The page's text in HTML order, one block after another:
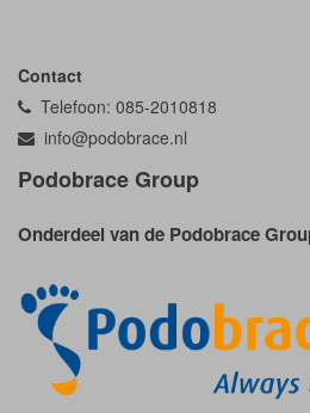
Contact
Telefoon: 085-2010818
info@podobrace.nl
Podobrace Group
Onderdeel van de Podobrace